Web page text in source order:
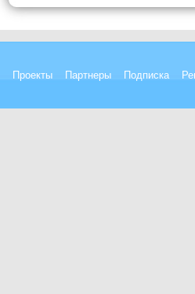
Проекты Партнеры Подписка